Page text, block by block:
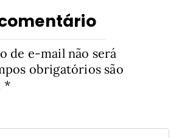
de e-mail não será
obrigatórios são
*